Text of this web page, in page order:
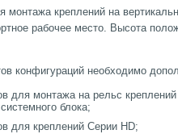
монтажа креплений на
рабочее место. Высота
конфигураций необходимо
для монтажа на рельс
блока;
для креплений Серии HD;